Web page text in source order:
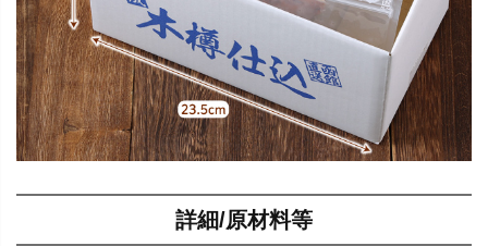
詳細/原材料等